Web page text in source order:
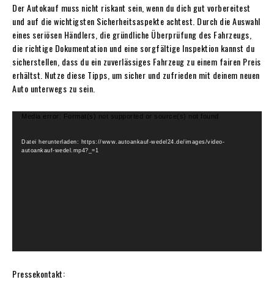
Der Autokauf muss nicht riskant sein, wenn du dich gut vorbereitest
und auf die wichtigsten Sicherheitsaspekte achtest. Durch die Auswahl
eines seriösen Händlers, die gründliche Überprüfung des Fahrzeugs,
die richtige Dokumentation und eine sorgfältige Inspektion kannst du
sicherstellen, dass du ein zuverlässiges Fahrzeug zu einem fairen Preis
erhältst. Nutze diese Tipps, um sicher und zufrieden mit deinem neuen
Auto unterwegs zu sein.
e
Media error: Format(s) not supported or source(s) not found
Datei herunterladen: https://www.autoankauf-wedel24.de/images/video-
autoankauf-wedel.mp4?_=1
Pressekontakt: